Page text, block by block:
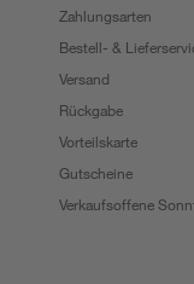
Zahlungsarten
Bestell- &
Versand
Rückgabe
Vorteilskarte
Gutscheine
Verkaufsoffene